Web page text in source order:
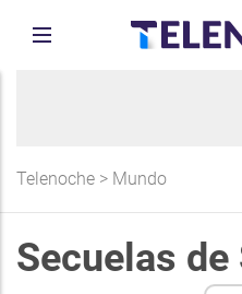
Telenoche > Mundo
Secuelas de